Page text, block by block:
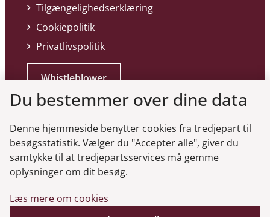
Tilgængelighedserklæring
Cookiepolitik
Privatlivspolitik
Whistleblower
Genveje
Gå til virksomhedsregisteret
Du bestemmer over dine data
Denne hjemmeside benytter cookies fra tredjepart til
besøgsstatistik. Vælger du "Accepter alle", giver du
samtykke til at tredjepartsservices må gemme
oplysninger om dit besøg.
Læs mere om cookies